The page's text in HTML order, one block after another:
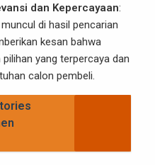
dan Kepercayaan:
di hasil pencarian
kesan bahwa
yang terpercaya dan
calon pembeli.